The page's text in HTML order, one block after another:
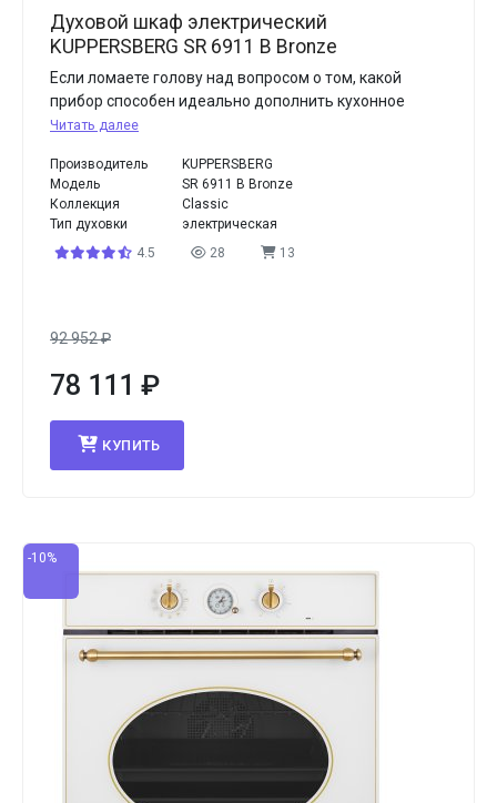
Духовой шкаф электрический
KUPPERSBERG SR 6911 B Bronze
Если ломаете голову над вопросом о том, какой
прибор способен идеально дополнить кухонное
Читать далее
Производитель
KUPPERSBERG
Модель
SR 6911 B Bronze
Коллекция
Classic
Тип духовки
электрическая
4.5
28 13
92 952₽
78 111 ₽
КУПИТЬ
-10%